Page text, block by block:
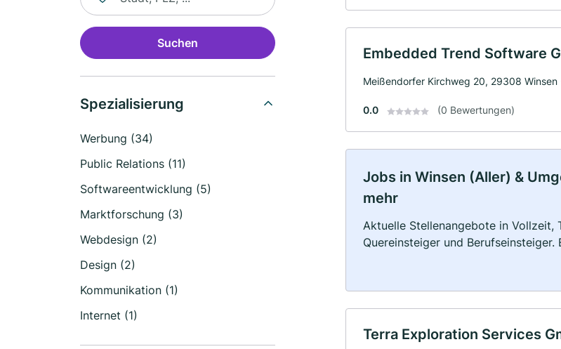
Suchen
Spezialisierung
Werbung (34)
Public Relations (11)
Softwareentwicklung (5)
Marktforschung (3)
Webdesign (2)
Design (2)
Kommunikation (1)
Internet (1)
Embedded Trend Software
Meißendorfer Kirchweg 20, 29308 Winsen
0.0 (0 Bewertungen)
Jobs in Winsen (Aller) &
mehr
Aktuelle Stellenangebote in Vollzeit,
Quereinsteiger und
Terra Exploration Services